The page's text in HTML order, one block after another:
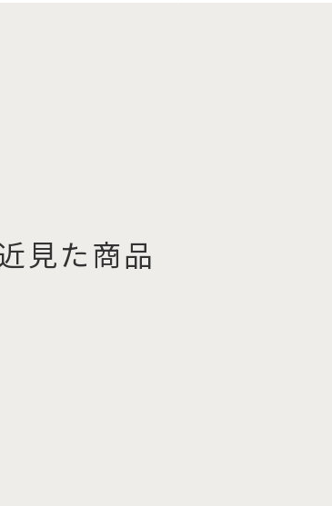
見た商品